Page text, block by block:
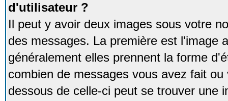
d'utilisateur ?
Il peut y avoir deux images sous votre
des messages. La première est l'image
généralement elles prennent la forme
combien de messages vous avez fait
dessous de celle-ci peut se trouver une